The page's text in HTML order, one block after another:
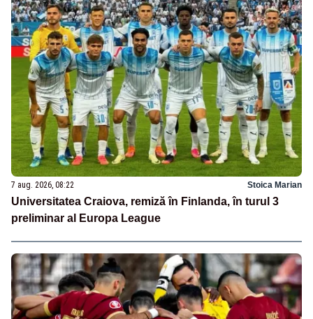
7 aug. 2026, 08:22 Stoica Marian
Universitatea Craiova, remiză în Finlanda, în turul 3
preliminar al Europa League